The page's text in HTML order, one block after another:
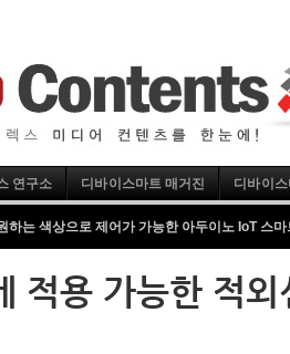
연구소 디바이스마트 매거진 디바이스
하는 색상으로 제어가 가능한 아두이노 IoT 스
적용 가능한 적외